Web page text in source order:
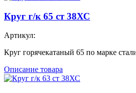
Круг г/к 65 ст 38ХС
Артикул:
Круг горячекатаный 65 по марке
Описание товара